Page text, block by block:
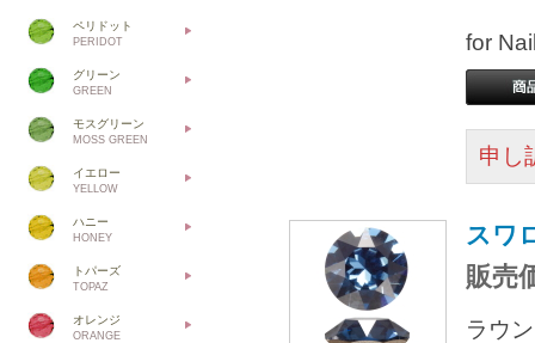
ペリドット
PERIDOT
グリーン
GREEN
モスグリーン
MOSS GREEN
イエロー
YELLOW
ハニー
HONEY
トパーズ
TOPAZ
オレンジ
ORANGE
for
申し
スワ
販売
ラウ